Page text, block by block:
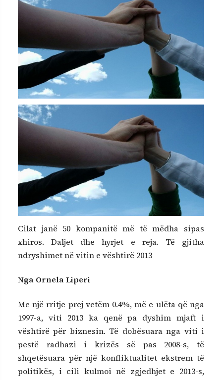
Cilat janë 50 kompanitë më të mëdha sipas
xhiros. Daljet dhe hyrjet e reja. Të gjitha
ndryshimet në vitin e vështirë 2013
Nga Ornela Liperi
Me një rritje prej vetëm 0.4%, më e ulëta që nga
1997-a, viti 2013 ka qenë pa dyshim mjaft i
vështirë për biznesin. Të dobësuara nga viti i
pestë radhazi i krizës së pas 2008-s, të
shqetësuara për një konfliktualitet ekstrem të
politikës, i cili kulmoi në zgjedhjet e 2013-s,